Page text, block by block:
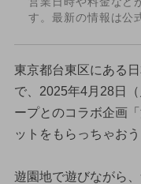
す。最新の情報は公
東京都台東区にある
で、2025年4月28日
ープとのコラボ企画
ットをもらっちゃお
遊園地で遊びながら